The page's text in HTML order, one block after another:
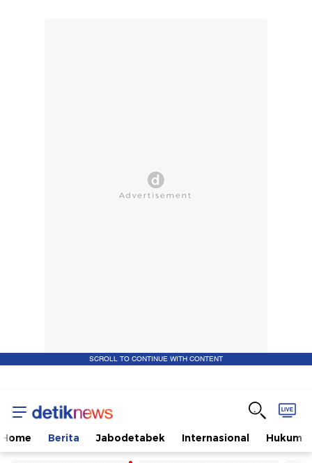
SCROLL TO CONTINUE WITH CONTENT
Home Berita Jabodetabek Internasional Hukum